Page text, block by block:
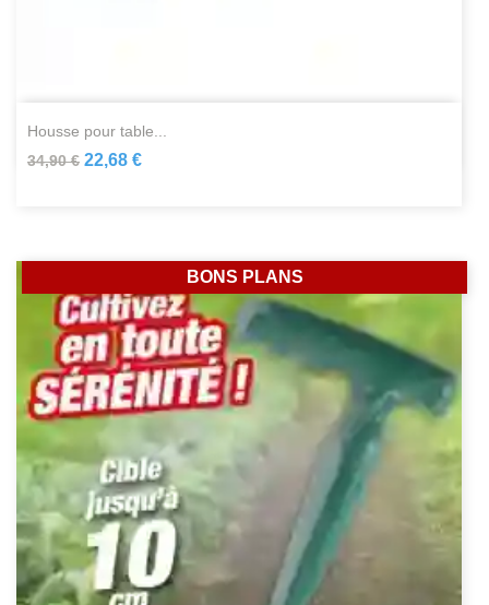
housse pour table...
34,90 € 22,68 €
BONS PLANS